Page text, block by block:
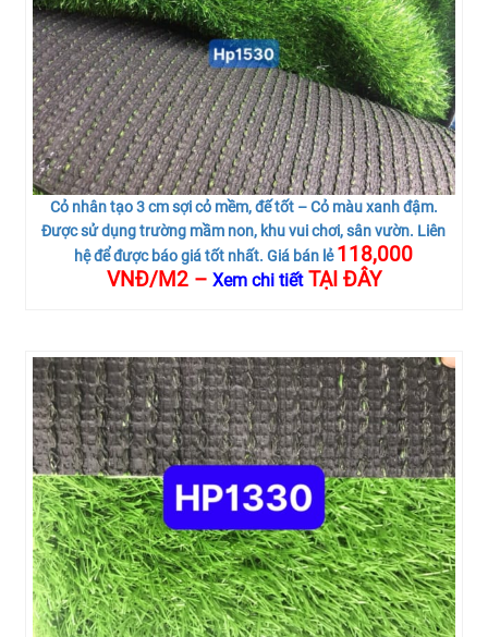
Cỏ nhân tạo 3 cm sợi cỏ mềm, đế tốt – Cỏ màu xanh đậm.
Được sử dụng trường mầm non, khu vui chơi, sân vườn. Liên
hệ để được báo giá tốt nhất. Giá bán lẻ118,000
VNĐ/M2 – Xem chi tiếtTẠI ĐÂY